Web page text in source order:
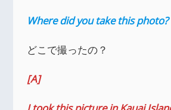
Where did you take this photo?
どこで撮ったの？
[A]